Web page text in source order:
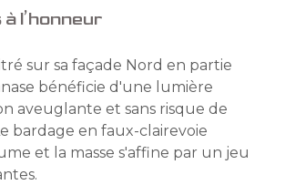
l’honneur
sur sa façade Nord en partie
bénéficie d'une lumière
aveuglante et sans risque de
bardage en faux-clairevoie
et la masse s'affine par un jeu